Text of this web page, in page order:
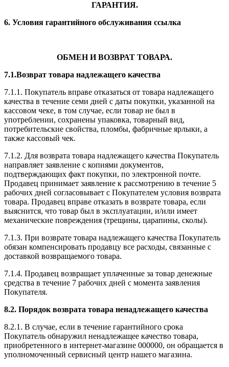
ГАРАНТИЯ.
6. Условия гарантийного обслуживания ссылка
ОБМЕН И ВОЗВРАТ ТОВАРА.
7.1.Возврат товара надлежащего качества
7.1.1. Покупатель вправе отказаться от товара надлежащего
качества в течение семи дней с даты покупки, указанной на
кассовом чеке, в том случае, если товар не был в
употреблении, сохранены упаковка, товарный вид,
потребительские свойства, пломбы, фабричные ярлыки, а
также кассовый чек.
7.1.2. Для возврата товара надлежащего качества Покупатель
направляет заявление с копиями документов,
подтверждающих факт покупки, по электронной почте.
Продавец принимает заявление к рассмотрению в течение 5
рабочих дней согласовывает с Покупателем условия возврата
товара. Продавец вправе отказать в возврате товара, если
выяснится, что товар был в эксплуатации, и/или имеет
механические повреждения (трещины, царапины, сколы).
7.1.3. При возврате товара надлежащего качества Покупатель
обязан компенсировать продавцу все расходы, связанные с
доставкой возвращаемого товара.
7.1.4. Продавец возвращает уплаченные за товар денежные
средства в течение 7 рабочих дней с момента заявления
Покупателя.
8.2. Порядок возврата товара ненадлежащего качества
8.2.1. В случае, если в течение гарантийного срока
Покупатель обнаружил ненадлежащее качество товара,
приобретенного в интернет-магазине 000000, он обращается в
уполномоченный сервисный центр нашего магазина.